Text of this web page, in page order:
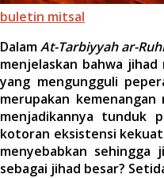
buletin mitsal
DalamAt-Tarbiyyah ar-
menjelaskan bahwa jihad
yang mengungguli
merupakan
menjadikannya tunduk
kotoran eksistensi
menyebabkan sehingga
sebagai jihad besar?